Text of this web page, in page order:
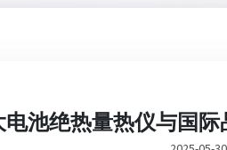
池绝热量热仪与国